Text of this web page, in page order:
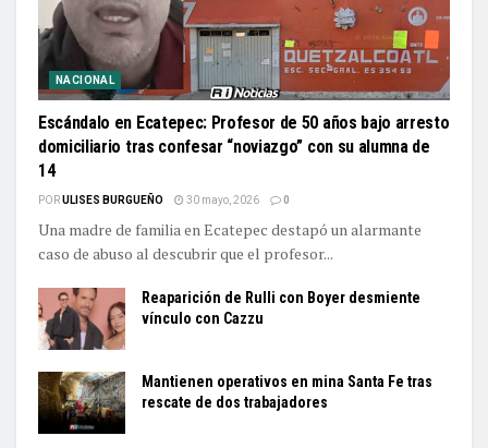
NACIONAL
Escándalo en Ecatepec: Profesor de 50 años bajo arresto
domiciliario tras confesar “noviazgo” con su alumna de
14
PORULISES BURGUEÑO 30 mayo, 2026 0
Una madre de familia en Ecatepec destapó un alarmante
caso de abuso al descubrir que el profesor...
Reaparición de Rulli con Boyer desmiente
vínculo con Cazzu
Mantienen operativos en mina Santa Fe tras
rescate de dos trabajadores